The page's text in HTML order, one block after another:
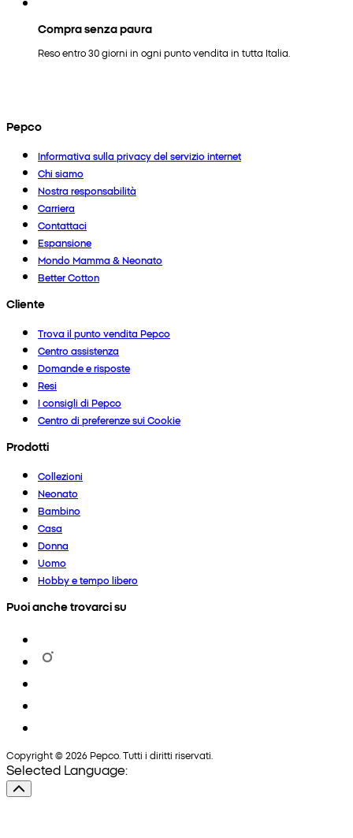
Compra senza paura
Reso entro 30 giorni in ogni punto vendita in tutta Italia.
Pepco
Informativa sulla privacy del servizio internet
Chi siamo
Nostra responsabilità
Carriera
Contattaci
Espansione
Mondo Mamma & Neonato
Better Cotton
Cliente
Trova il punto vendita Pepco
Centro assistenza
Domande e risposte
Resi
I consigli di Pepco
Centro di preferenze sui Cookie
Prodotti
Collezioni
Neonato
Bambino
Casa
Donna
Uomo
Hobby e tempo libero
Puoi anche trovarci su
Copyright © 2026 Pepco. Tutti i diritti riservati.
Selected Language: